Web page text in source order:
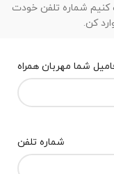
کنیم شماره تلفن خودت
کن.
شما مهربان همراه
شماره تلفن